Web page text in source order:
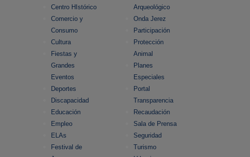
Centro HIstórico
Comercio y
Consumo
Cultura
Fiestas y
Grandes
Eventos
Deportes
Discapacidad
Educación
Empleo
ELAs
Festival de
Arqueológico
Onda Jerez
Participación
Protección
Animal
Planes
Especiales
Portal
Transparencia
Recaudación
Sala de Prensa
Seguridad
Turismo